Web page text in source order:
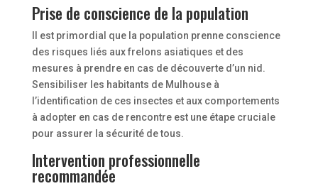
Prise de conscience de la population
Il est primordial que la population prenne conscience
des risques liés aux frelons asiatiques et des
mesures à prendre en cas de découverte d’un nid.
Sensibiliser les habitants de Mulhouse à
l’identification de ces insectes et aux comportements
à adopter en cas de rencontre est une étape cruciale
pour assurer la sécurité de tous.
Intervention professionnelle
recommandée